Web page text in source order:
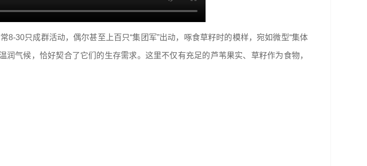
8-30只成群活动，偶尔甚至上百只“集团军”出动，啄食草籽时的模样，宛如微型“集体
气候，恰好契合了它们的生存需求。这里不仅有充足的芦苇果实、草籽作为食物，